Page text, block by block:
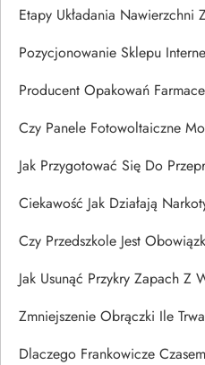
Etapy Układania Nawierzchni
Pozycjonowanie Sklepu
Producent Opakowań
Czy Panele Fotowoltaiczne
Jak Przygotować Się Do
Ciekawość Jak Działają
Czy Przedszkole Jest
Jak Usunąć Przykry Zapach Z
Zmniejszenie Obrączki Ile
Dlaczego Frankowicze